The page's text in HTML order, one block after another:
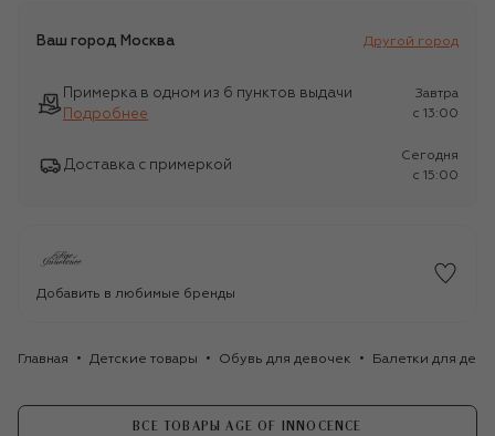
Ваш город Москва Другой город
Примерка в одном из 6 пунктов выдачи
Подробнее
Завтра
c 13:00
Доставка с примеркой
Сегодня
c 15:00
Добавить в любимые бренды
Главная Детские товары Обувь для девочек Балетки для
ВСЕ ТОВАРЫ AGE OF INNOCENCE